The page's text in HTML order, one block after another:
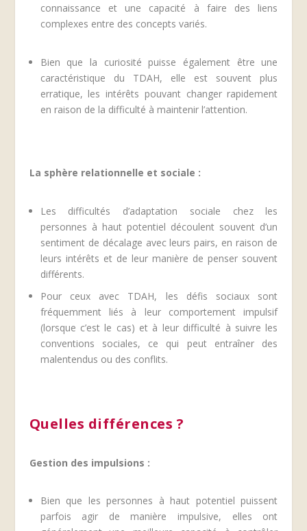
connaissance et une capacité à faire des liens
complexes entre des concepts variés.
Bien que la curiosité puisse également être une
caractéristique du TDAH, elle est souvent plus
erratique, les intérêts pouvant changer rapidement
en raison de la difficulté à maintenir l’attention.
La sphère relationnelle et sociale :
Les difficultés d’adaptation sociale chez les
personnes à haut potentiel découlent souvent d’un
sentiment de décalage avec leurs pairs, en raison de
leurs intérêts et de leur manière de penser souvent
différents.
Pour ceux avec TDAH, les défis sociaux sont
fréquemment liés à leur comportement impulsif
(lorsque c’est le cas) et à leur difficulté à suivre les
conventions sociales, ce qui peut entraîner des
malentendus ou des conflits.
Quelles différences ?
Gestion des impulsions :
Bien que les personnes à haut potentiel puissent
parfois agir de manière impulsive, elles ont